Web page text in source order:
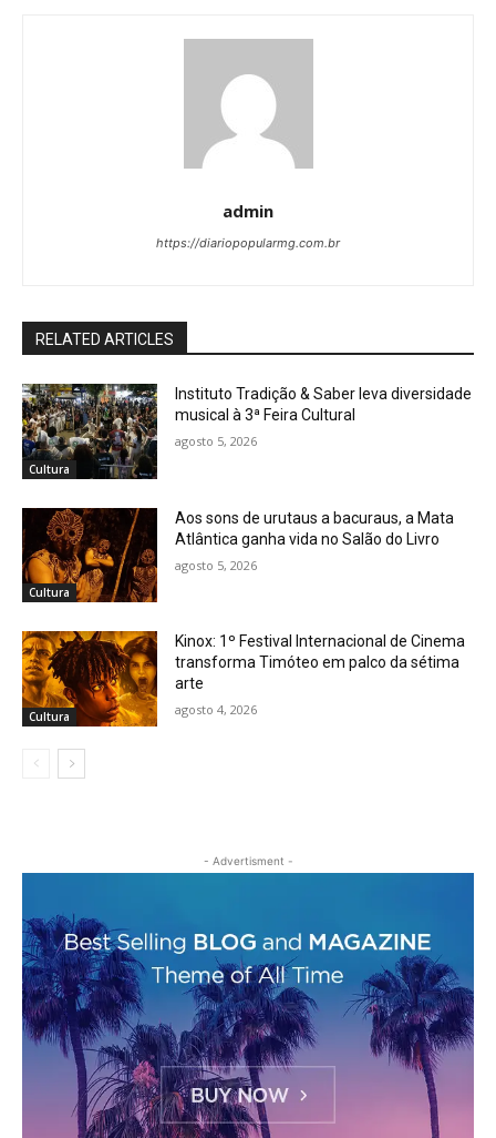
admin
https://diariopopularmg.com.br
RELATED ARTICLES
Cultura
Instituto Tradição & Saber leva diversidade
musical à 3ª Feira Cultural
agosto 5, 2026
Cultura
Aos sons de urutaus a bacuraus, a Mata
Atlântica ganha vida no Salão do Livro
agosto 5, 2026
Cultura
Kinox: 1º Festival Internacional de Cinema
transforma Timóteo em palco da sétima
arte
agosto 4, 2026
- Advertisment -